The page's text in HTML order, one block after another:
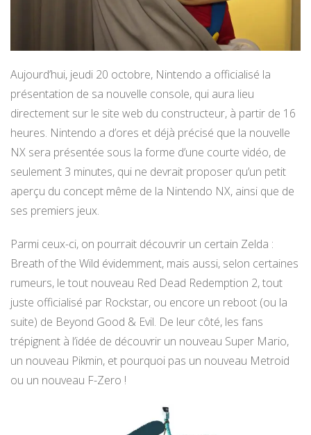
Aujourd’hui, jeudi 20 octobre, Nintendo a officialisé la
présentation de sa nouvelle console, qui aura lieu
directement sur le site web du constructeur, à partir de 16
heures. Nintendo a d’ores et déjà précisé que la nouvelle
NX sera présentée sous la forme d’une courte vidéo, de
seulement 3 minutes, qui ne devrait proposer qu’un petit
aperçu du concept même de la Nintendo NX, ainsi que de
ses premiers jeux.
Parmi ceux-ci, on pourrait découvrir un certain Zelda :
Breath of the Wild évidemment, mais aussi, selon certaines
rumeurs, le tout nouveau Red Dead Redemption 2, tout
juste officialisé par Rockstar, ou encore un reboot (ou la
suite) de Beyond Good & Evil. De leur côté, les fans
trépignent à l’idée de découvrir un nouveau Super Mario,
un nouveau Pikmin, et pourquoi pas un nouveau Metroid
ou un nouveau F-Zero !